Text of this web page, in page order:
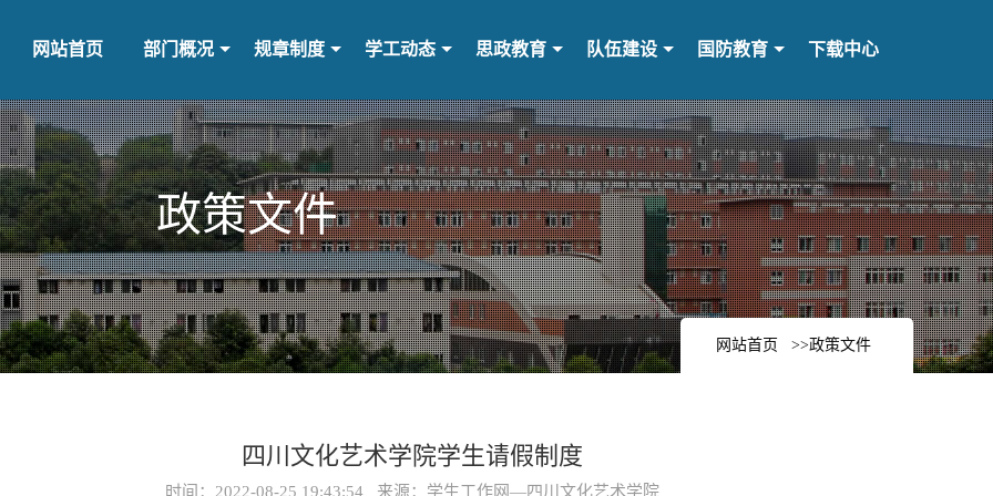
政策文件
网站首页 >>政策文件
四川文化艺术学院学生请假制度
时间：2022-08-25 19:43:54 来源：学生工作网—四川文化艺术学院
网站首页 部门概况 规章制度 学工动态 思政教育 队伍建设 国防教育 下载中心